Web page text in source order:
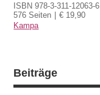
ISBN 978-3-311-12063-6
576 Seiten
€ 19,90
Kampa
Beiträge